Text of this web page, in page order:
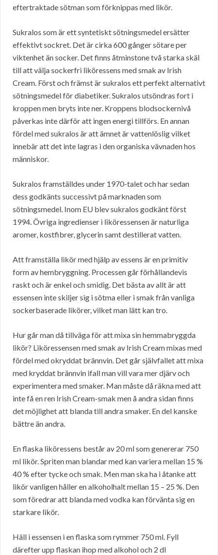
eftertraktade sötman som förknippas med likör.
Sukralos som är ett syntetiskt sötningsmedel ersätter
effektivt sockret. Det är cirka 600 gånger sötare per
viktenhet än socker. Det finns åtminstone två starka skäl
till att välja sockerfri liköressens med smak av Irish
Cream. Först och främst är sukralos ett perfekt alternativt
sötningsmedel för diabetiker. Sukralos utsöndras fort i
kroppen men bryts inte ner. Kroppens blodsockernivå
påverkas inte därför att ingen energi tillförs. En annan
fördel med sukralos är att ämnet är vattenlöslig vilket
innebär att det inte lagras i den organiska vävnaden hos
människor.
Sukralos framställdes under 1970-talet och har sedan
dess godkänts successivt på marknaden som
sötningsmedel. Inom EU blev sukralos godkänt först
1994. Övriga ingredienser i liköressensen är naturliga
aromer, kostfibrer, glycerin samt destillerat vatten.
Att framställa likör med hjälp av essens är en primitiv
form av hembryggning. Processen går förhållandevis
raskt och är enkel och smidig. Det bästa av allt är att
essensen inte skiljer sig i sötma eller i smak från vanliga
sockerbaserade likörer, vilket man lätt kan tro.
Hur går man då tillväga för att mixa sin hemmabryggda
likör? Liköressensen med smak av Irish Cream mixas med
fördel med okryddat brännvin. Det går självfallet att mixa
med kryddat brännvin ifall man vill vara mer djärv och
experimentera med smaker. Man måste då räkna med att
inte få en ren Irish Cream-smak men å andra sidan finns
det möjlighet att blanda till andra smaker. En del kanske
bättre än andra.
En flaska liköressens består av 20 ml som genererar 750
ml likör. Spriten man blandar med kan variera mellan 15 %
40 % efter tycke och smak. Men man ska ha i åtanke att
likör vanligen håller en alkoholhalt mellan 15 – 25 %. Den
som föredrar att blanda med vodka kan förvänta sig en
starkare likör.
Häll i essensen i en flaska som rymmer 750 ml. Fyll
därefter upp flaskan ihop med alkohol och 2 dl